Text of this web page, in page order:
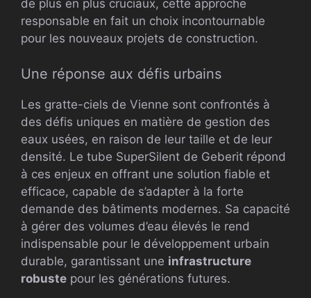
de plus en plus cruciaux, cette approche
responsable en fait un choix incontournable
pour les nouveaux projets de construction.
Une réponse aux défis urbains
Les gratte-ciels de Vienne sont confrontés à
des défis uniques en matière de gestion des
eaux usées, en raison de leur taille et de leur
densité. Le tube SuperSilent de Geberit répond
à ces enjeux en offrant une solution fiable et
efficace, capable de s’adapter à la forte
demande des bâtiments modernes. Sa capacité
à gérer des volumes d’eau élevés le rend
indispensable pour le développement urbain
durable, garantissant une infrastructure
robuste pour les générations futures.